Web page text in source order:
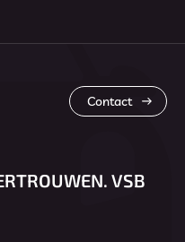
VSB
Contact